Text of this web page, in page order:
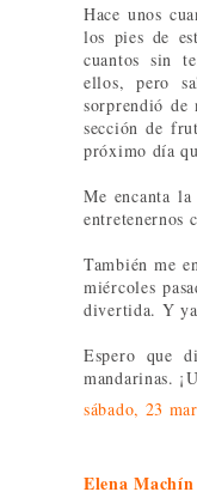
Hace unos
los pies de
cuantos sin
ellos, pero
sorprendió de
sección de
próximo día
Me encanta
entretenernos
También me
miércoles
divertida. Y ya
Espero que
mandarinas.
sábado, 23
Elena Machín